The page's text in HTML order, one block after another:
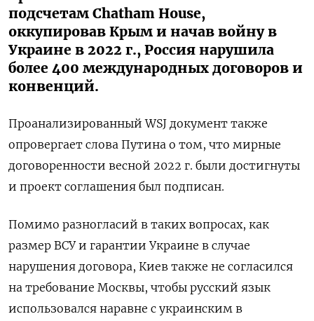
подсчетам Chatham House,
оккупировав Крым и начав войну в
Украине в 2022 г., Россия нарушила
более 400 международных договоров и
конвенций.
Проанализированный WSJ документ также
опровергает слова Путина о том, что мирные
договоренности весной 2022 г. были достигнуты
и проект соглашения был подписан.
Помимо разногласий в таких вопросах, как
размер ВСУ и гарантии Украине в случае
нарушения договора, Киев также не согласился
на требование Москвы, чтобы русский язык
использовался наравне с украинским в